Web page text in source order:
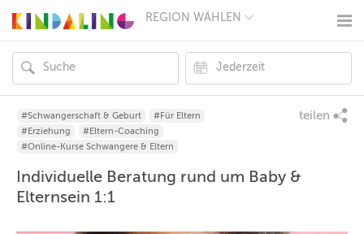
REGION WÄHLEN
MÜNCHEN
HAMBURG
FRANKFURT
KÖLN
DÜSSELDORF
STUTTGART
ESSEN
LEIPZIG
#Schwangerschaft & Geburt
#Für Eltern
#Erziehung
#Eltern-Coaching
#Online-Kurse Schwangere & Eltern
teilen
Individuelle Beratung rund um Baby &
Elternsein 1:1